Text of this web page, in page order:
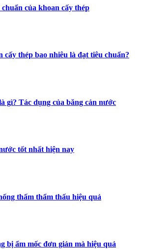
của khoan cấy thép
cấy thép bao nhiêu là đạt tiêu chuẩn?
gì? Tác dụng của băng cản nước
tốt nhất hiện nay
thấm thẩm thấu hiệu quả
bị ẩm mốc đơn giản mà hiệu quả